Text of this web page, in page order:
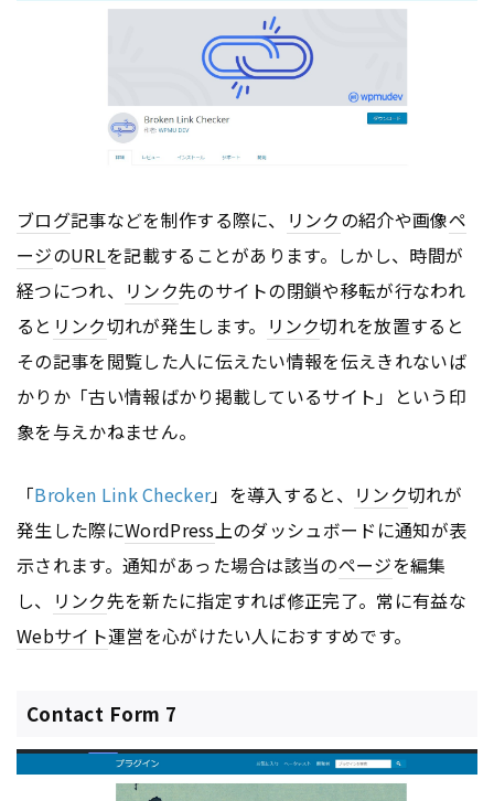
ブログ記事などを制作する際に、 リンクの紹介や画像ペ
ージのURLを記載することがあります。しかし、時間が
経つにつれ、 リンク先のサイトの閉鎖や移転が行なわれ
ると リンク切れが発生します。 リンク切れを放置すると
その記事を閲覧した人に伝えたい情報を伝えきれないば
かりか「古い情報ばかり掲載しているサイト」という印
象を与えかねません。
「Broken Link Checker」を導入すると、 リンク切れが
発生した際にWordPress 上のダッシュボードに通知が表
示されます。通知があった場合は該当のページを編集
し、
リンク先を新たに指定すれば修正完了。常に有益な
Webサイト運営を心がけたい人におすすめです。
Contact Form 7